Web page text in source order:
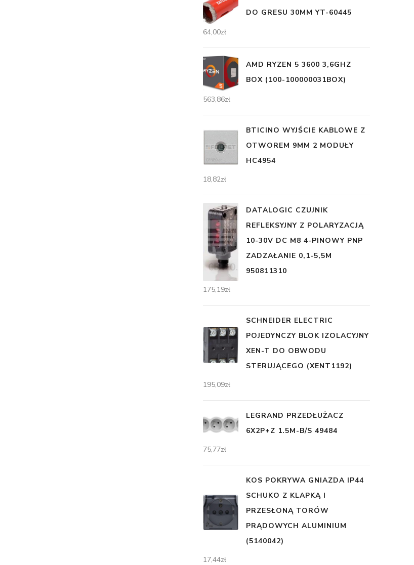
DO GRESU 30MM YT-60445
64,00zł
AMD RYZEN 5 3600 3,6GHZ
BOX (100-100000031BOX)
563,86zł
BTICINO WYJŚCIE KABLOWE Z
OTWOREM 9MM 2 MODUŁY
HC4954
18,82zł
DATALOGIC CZUJNIK
REFLEKSYJNY Z POLARYZACJĄ
10-30V DC M8 4-PINOWY PNP
ZADZAŁANIE 0,1-5,5M
950811310
175,19zł
SCHNEIDER ELECTRIC
POJEDYNCZY BLOK IZOLACYJNY
XEN-T DO OBWODU
STERUJĄCEGO (XENT1192)
195,09zł
LEGRAND PRZEDŁUŻACZ
6X2P+Z 1.5M-B/S 49484
75,77zł
KOS POKRYWA GNIAZDA IP44
SCHUKO Z KLAPKĄ I
PRZESŁONĄ TORÓW
PRĄDOWYCH ALUMINIUM
(5140042)
17,44zł